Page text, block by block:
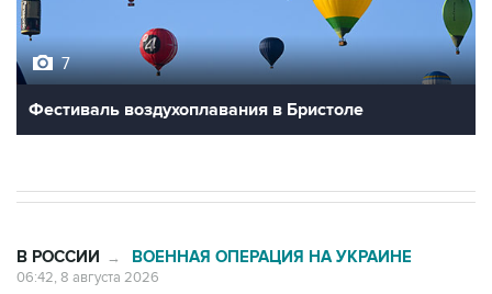
7
Фестиваль воздухоплавания в Бристоле
В РОССИИ → ВОЕННАЯ ОПЕРАЦИЯ НА УКРАИНЕ
06:42, 8 августа 2026